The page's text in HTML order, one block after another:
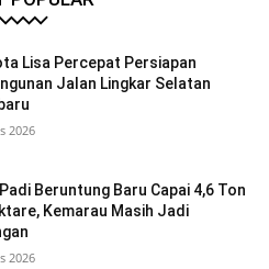
Lisa Percepat Persiapan
Jalan Lingkar Selatan
2026
Beruntung Baru Capai 4,6 Ton
Kemarau Masih Jadi
2026